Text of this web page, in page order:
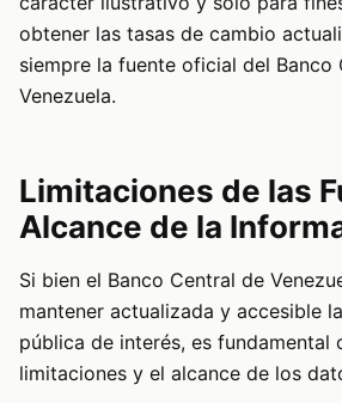
obtener las tasas de cambio
siempre la fuente oficial del Banco
Venezuela.
Limitaciones de las
Alcance de la
Si bien el Banco Central de
mantener actualizada y accesible
pública de interés, es fundamental
limitaciones y el alcance de los